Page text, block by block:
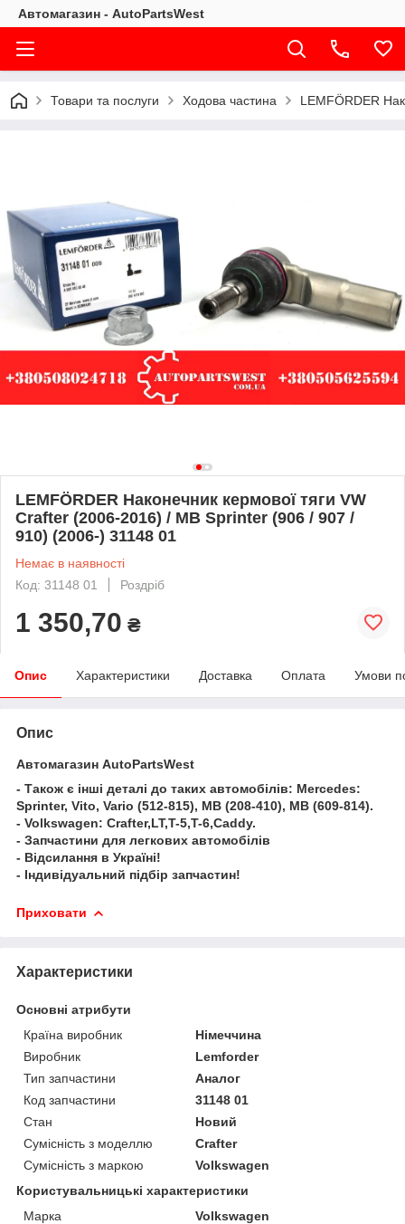
Автомагазин - AutoPartsWest
Товари та послуги Ходова частина LEMFÖRDER
LEMFÖRDER Наконечник кермової тяги VW
Crafter (2006-2016) / MB Sprinter (906 / 907 /
910) (2006-) 31148 01
Немає в наявності
Код: 31148 01
Роздріб
1 350,70 ₴
Опис Характеристики Доставка Оплата Умови
Опис
Автомагазин AutoPartsWest
- Також є інші деталі до таких автомобілів: Mercedes:
Sprinter, Vito, Vario (512-815), MB (208-410), MB (609-814).
- Volkswagen: Crafter,LT,T-5,T-6,Caddy.
- Запчастини для легкових автомобілів
- Відсилання в Україні!
- Індивідуальний підбір запчастин!
Приховати
Характеристики
Основні атрибути
Країна виробник
Німеччина
Виробник
Lemforder
Тип запчастини
Аналог
Код запчастини
31148 01
Стан
Новий
Сумісність з моделлю
Crafter
Сумісність з маркою
Volkswagen
Користувальницькі характеристики
Марка
Volkswagen